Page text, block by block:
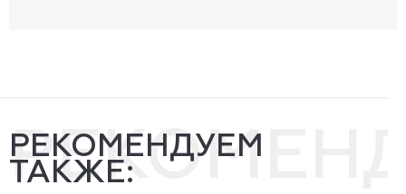
РЕКОМЕНДУЕМ
ТАКЖЕ: